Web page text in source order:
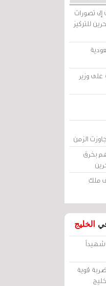
إلى تصورات
للتركيز
وزير
الزمن
بخرق
ملك
الخليج
شهيداً
قوية